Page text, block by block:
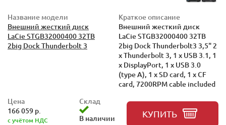
Название модели
Внешний жесткий диск
LaCie STGB32000400 32TB
2big Dock Thunderbolt 3
Краткое описание
Внешний жесткий диск
LaCie STGB32000400 32TB
2big Dock Thunderbolt3 3,5" 2
x Thunderbolt 3, 1 x USB 3.1, 1
x DisplayPort, 1 x USB 3.0
(type A), 1 x SD card, 1 x CF
card, 7200RPM cable included
Цена
166 059 р.
с учётом НДС
Склад
В наличии
КУПИТЬ